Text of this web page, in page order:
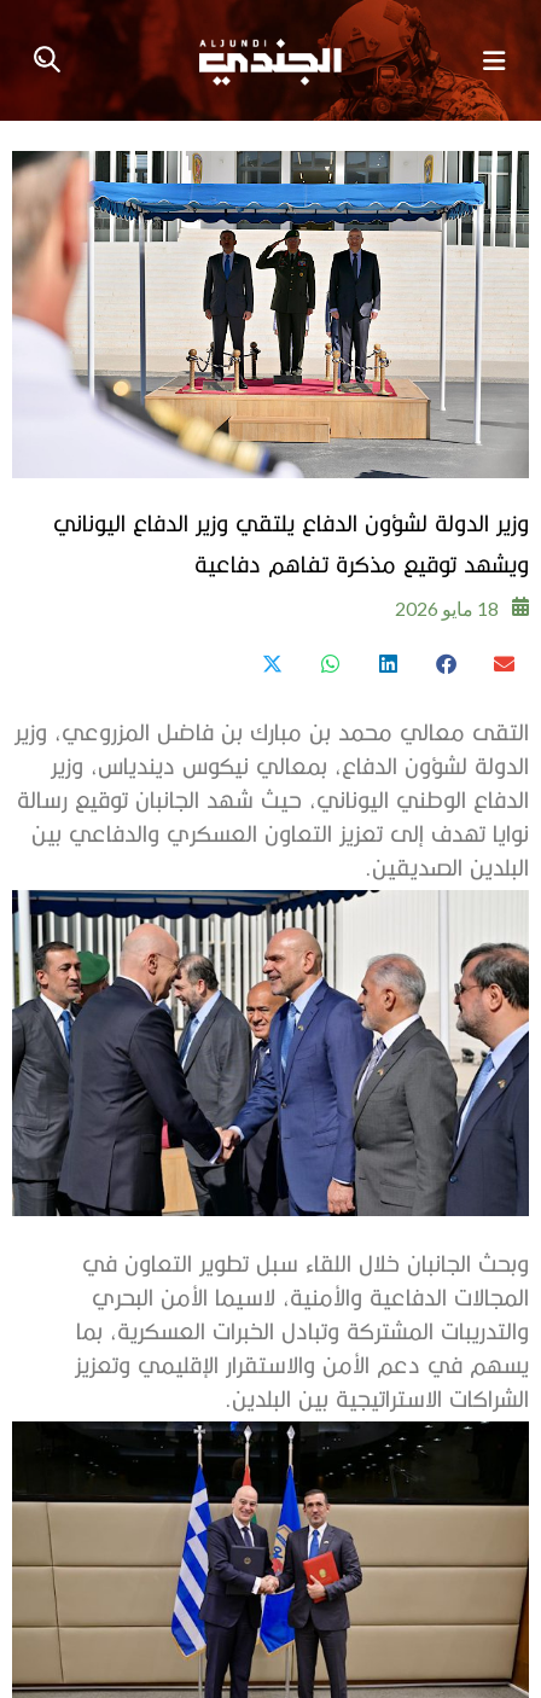
وزير الدولة لشؤون الدفاع يلتقي وزير الدفاع اليوناني
ويشهد توقيع مذكرة تفاهم دفاعية
18 مايو 2026
التقى معالي محمد بن مبارك بن فاضل المزروعي، وزير
الدولة لشؤون الدفاع، بمعالي نيكوس ديندياس، وزير
الدفاع الوطني اليوناني، حيث شهد الجانبان توقيع رسالة
نوايا تهدف إلى تعزيز التعاون العسكري والدفاعي بين
البلدين الصديقين.
وبحث الجانبان خلال اللقاء سبل تطوير التعاون في
المجالات الدفاعية والأمنية، لاسيما الأمن البحري
والتدريبات المشتركة وتبادل الخبرات العسكرية، بما
يسهم في دعم الأمن والاستقرار الإقليمي وتعزيز
الشراكات الاستراتيجية بين البلدين.